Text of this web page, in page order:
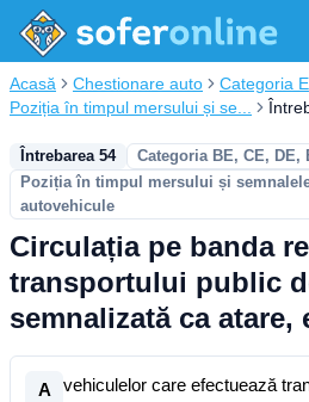
Acasă Chestionare auto
Categoria E
Poziția în timpul mersului și se...
Întrebarea 54
Categoria BE, CE, DE,
Poziția în timpul mersului și
autovehicule
Circulația pe banda
transportului public
semnalizată ca atare,
A
vehiculelor care efectuează